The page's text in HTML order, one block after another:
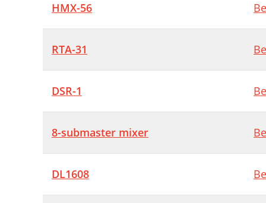
HMX-56
RTA-31
DSR-1
8-submaster mixer
DL1608